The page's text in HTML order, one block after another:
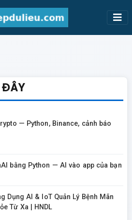
ĐÂY
— Python, Binance, cảnh báo
bằng Python — AI vào app của bạn
Dụng AI & IoT Quản Lý Bệnh Mãn
Từ Xa | HNDL